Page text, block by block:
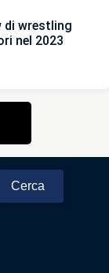
di wrestling
nel 2023